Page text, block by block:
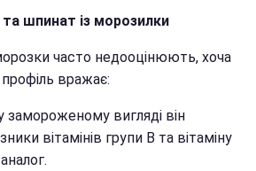
шпинат із морозилки
часто недооцінюють, хоча
вражає:
вигляді він
вітамінів групи B та вітаміну